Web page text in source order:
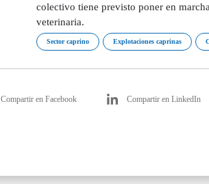
colectivo tiene previsto poner en
veterinaria.
Sector caprino Explotaciones caprinas
Compartir en Facebook Compartir en LinkedIn